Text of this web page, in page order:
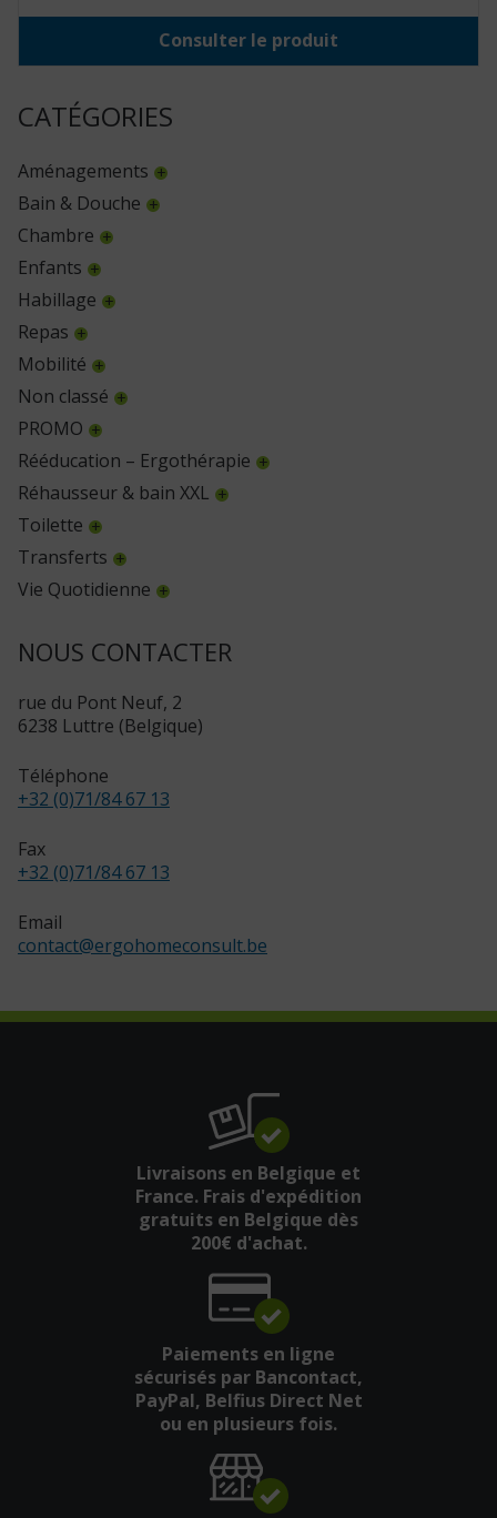
CATÉGORIES
Aménagements
Bain & Douche
Chambre
Enfants
Habillage
Repas
Mobilité
Non classé
PROMO
Rééducation – Ergothérapie
Réhausseur & bain XXL
Toilette
Transferts
Vie Quotidienne
NOUS CONTACTER
rue du Pont Neuf, 2
6238 Luttre (Belgique)
Téléphone
+32 (0)71/84 67 13
Fax
+32 (0)71/84 67 13
Email
contact@ergohomeconsult.be
Consulter le produit
Livraisons en Belgique et
France. Frais d'expédition
gratuits en Belgique dès
200€ d'achat.
Paiements en ligne
sécurisés par Bancontact,
PayPal, Belfius Direct Net
ou en plusieurs fois.